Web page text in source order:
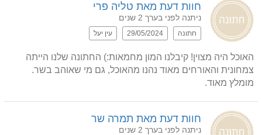
חוות דעת מאת טליה פרי
ניתנה לפני בערך 2 שנים
חתונה 29/05/2024 עין יעל
מומלץ מאוד.
חוות דעת מאת תמרה שר
ניתנה לפני בערך 2 שנים